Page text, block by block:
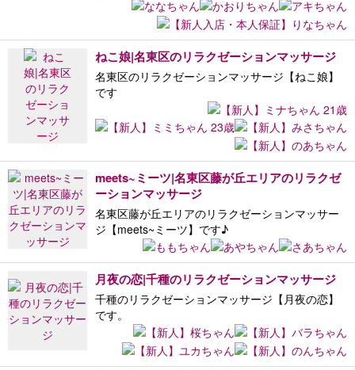
ねこ娘|名東区のリラクゼーションマッサージ
名東区のリラクゼーションマッサージ【ねこ娘】
です
meets~ミーツ|名東区藤が丘エリアのリラクゼ
ーションマッサージ
名東区藤が丘エリアのリラクゼーションマッサー
ジ【meets~ミーツ】です♪
月夜の恋|千種のリラクゼーションマッサージ
千種のリラクゼーションマッサージ【月夜の恋】
です。